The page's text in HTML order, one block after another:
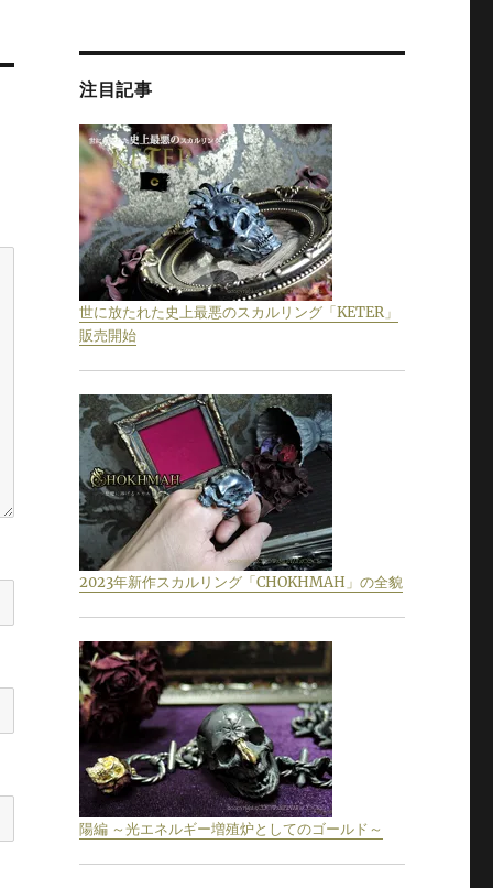
注目記事
世に放たれた史上最悪のスカルリング「KETER」
販売開始
2023年新作スカルリング「CHOKHMAH」の全貌
陽編 ～光エネルギー増殖炉としてのゴールド～